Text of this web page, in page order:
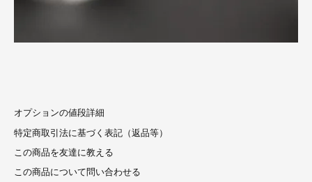
オプションの値段詳細
特定商取引法に基づく表記（返品等）
この商品を友達に教える
この商品について問い合わせる